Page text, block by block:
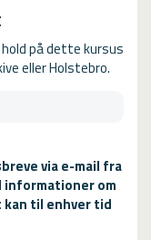
på dette kursus
eller Holstebro.
via e-mail fra
informationer om
kan til enhver tid